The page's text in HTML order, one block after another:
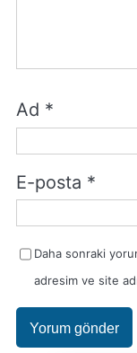
Ad *
E-posta *
Daha sonraki
adresim ve site